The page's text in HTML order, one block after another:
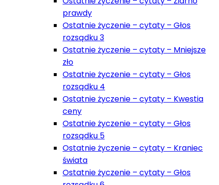
prawdy
Ostatnie życzenie – cytaty – Głos
rozsądku 3
Ostatnie życzenie – cytaty – Mniejsze
zło
Ostatnie życzenie – cytaty – Głos
rozsądku 4
Ostatnie życzenie – cytaty – Kwestia
ceny
Ostatnie życzenie – cytaty – Głos
rozsądku 5
Ostatnie życzenie – cytaty – Kraniec
świata
Ostatnie życzenie – cytaty – Głos